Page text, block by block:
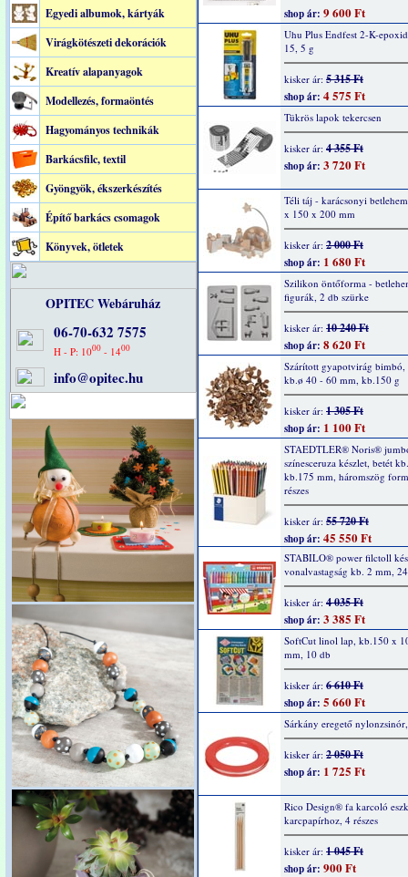
Egyedi albumok, kártyák
Virágkötészeti dekorációk
Kreatív alapanyagok
Modellezés, formaöntés
Hagyományos technikák
Barkácsfilc, textil
Gyöngyök, ékszerkészítés
Építő barkács csomagok
Könyvek, ötletek
OPITEC Webáruház
06-70-632 7575
H - P: 1000- 1400
info@opitec.hu
shop ár: 9 600 Ft
Uhu Plus Endfest 2-K-
15, 5 g
kisker ár: 5 315 Ft
shop ár: 4 575 Ft
Tükrös lapok tekercsen
kisker ár: 4 355 Ft
shop ár: 3 720 Ft
Téli táj - karácsonyi
x 150 x 200 mm
kisker ár: 2 000 Ft
shop ár: 1 680 Ft
Szilikon öntőforma -
figurák, 2 db szürke
kisker ár: 10 240 Ft
shop ár: 8 620 Ft
Szárított gyapotvirág bimbó,
kb.ø 40 - 60 mm, kb.150 g
kisker ár: 1 305 Ft
shop ár: 1 100 Ft
STAEDTLER® Noris®
színesceruza készlet, betét
kb.175 mm, háromszög
részes
kisker ár: 55 720 Ft
shop ár: 45 550 Ft
STABILO® power filctoll
vonalvastagság kb. 2 mm,
kisker ár: 4 035 Ft
shop ár: 3 385 Ft
SoftCut linol lap, kb.150 x
mm, 10 db
kisker ár: 6 610 Ft
shop ár: 5 660 Ft
Sárkány eregető
kisker ár: 2 050 Ft
shop ár: 1 725 Ft
Rico Design® fa karcoló
karcpapírhoz, 4 részes
kisker ár: 1 045 Ft
shop ár: 900 Ft